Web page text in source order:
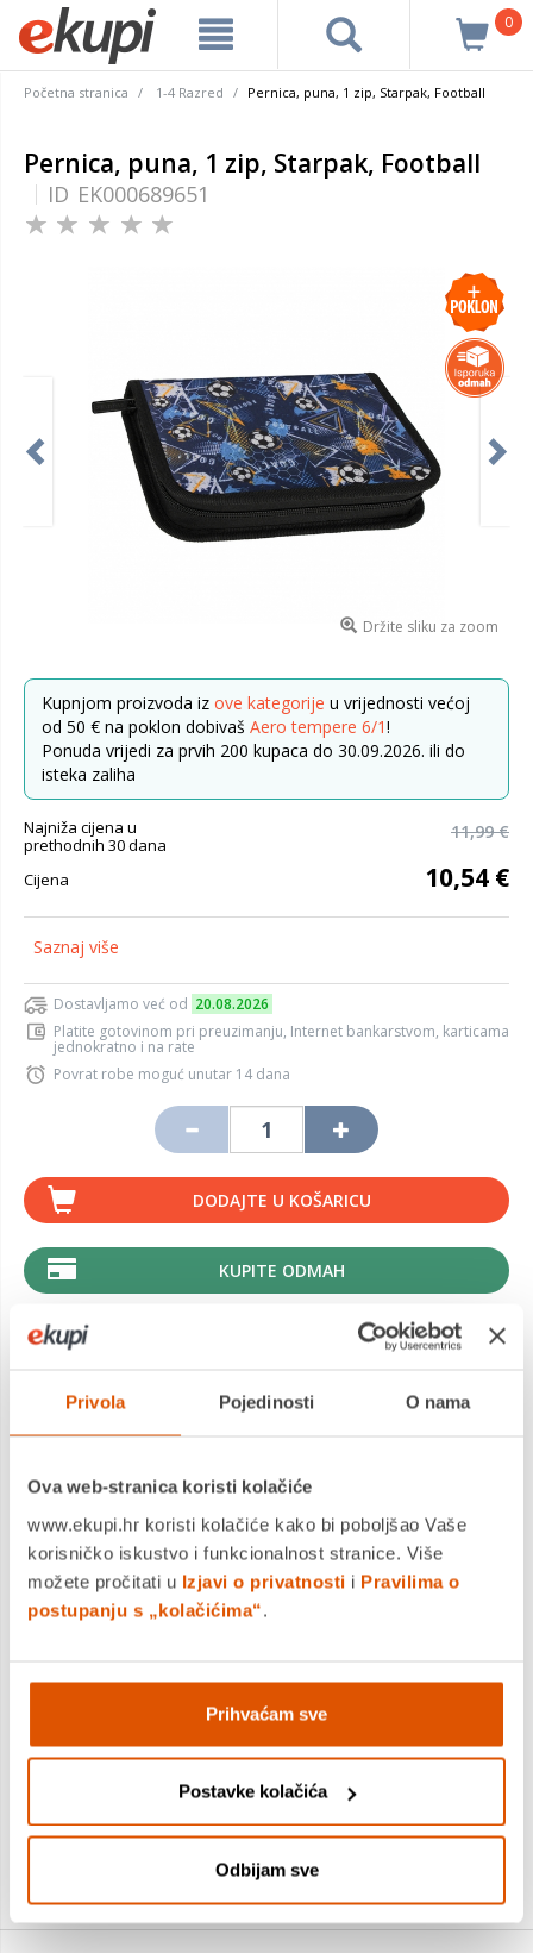
Privola Pojedinosti O nama
Ova web-stranica koristi kolačiće
www.ekupi.hr koristi kolačiće kako bi poboljšao Vaše
korisničko iskustvo i funkcionalnost stranice. Više
možete pročitati u Izjavi o privatnosti i Pravilima o
postupanju s „kolačićima“.
Prihvaćam sve
Postavke kolačića
Odbijam sve
0
Početna stranica 1-4 Razred Pernica, puna, 1 zip, Starpak, Football
Pernica, puna, 1 zip, Starpak, Football
ID EK000689651
Držite sliku za zoom
Kupnjom proizvoda iz ove kategorije u vrijednosti većoj
od 50 € na poklon dobivaš Aero tempere 6/1!
Ponuda vrijedi za prvih 200 kupaca do 30.09.2026. ili do
isteka zaliha
Najniža cijena u
prethodnih 30 dana
11,99 €
Cijena 10,54 €
Saznaj više
Dostavljamo već od 20.08.2026
Platite gotovinom pri preuzimanju, Internet bankarstvom, karticama
jednokratno i na rate
Povrat robe moguć unutar 14 dana
DODAJTE U KOŠARICU
KUPITE ODMAH
MOGLO BI VAS ZANIMATI I OVO
5,49 €
5,13 €